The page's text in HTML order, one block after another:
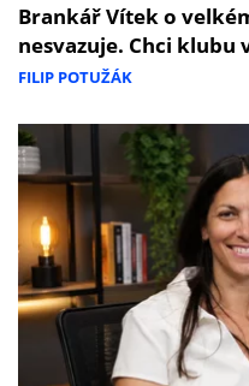
Brankář Vítek o
nesvazuje. Chci klubu
FILIP POTUŽÁK